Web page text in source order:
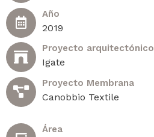
Año
2019
Proyecto arquitectónico
Igate
Proyecto Membrana
Canobbio Textile
Área